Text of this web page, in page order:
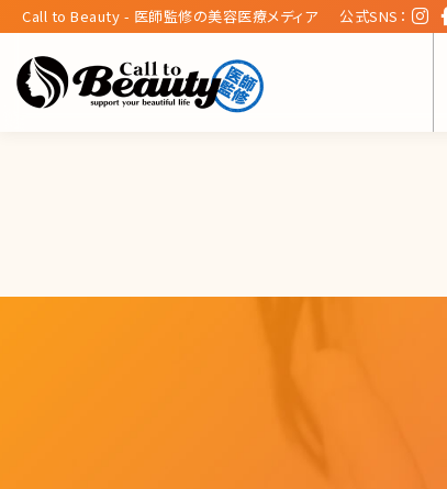
Call to Beauty - 医師監修の美容医療メディア 公式SNS：